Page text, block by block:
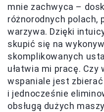
mnie zachwyca –
różnorodnych polach,
warzywa. Dzięki
skupić się na
skomplikowanych
ułatwia mi pracę. Czy
wspaniale jest
i jednocześnie
obsługą dużych